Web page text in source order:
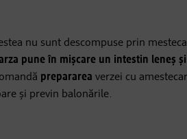
nu sunt descompuse prin
pune în mișcare un intestin leneș
prepararea verzei cu
și previn balonările.